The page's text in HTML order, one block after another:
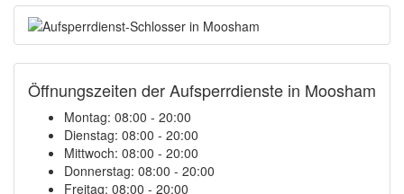
Öffnungszeiten der Aufsperrdienste in Moosham
Montag: 08:00 - 20:00
Dienstag: 08:00 - 20:00
Mittwoch: 08:00 - 20:00
Donnerstag: 08:00 - 20:00
Freitag: 08:00 - 20:00